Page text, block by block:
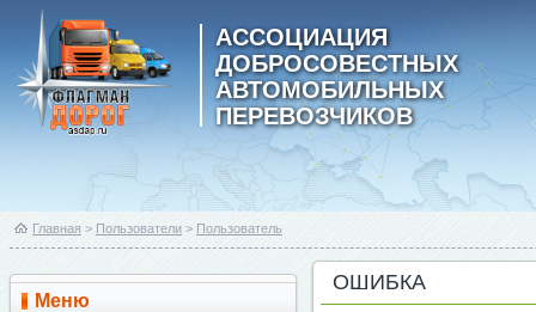
АССОЦИАЦИЯ
ДОБРОСОВЕСТНЫХ
АВТОМОБИЛЬНЫХ
ПЕРЕВОЗЧИКОВ
Главная > Пользователи > Пользователь
Меню
ОШИБКА